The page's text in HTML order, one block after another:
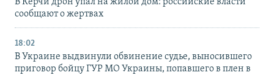
В Керчи дрон упал на жилой дом: российские власти
сообщают о жертвах
18:02
В Украине выдвинули обвинение судье, выносившего
приговор бойцу ГУР МО Украины, попавшего в плен в